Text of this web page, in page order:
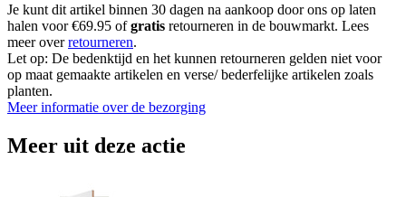
Je kunt dit artikel binnen 30 dagen na aankoop door ons op laten
halen voor €69.95 ofgratis retourneren in de bouwmarkt. Lees
meer overretourneren.
Let op: De bedenktijd en het kunnen retourneren gelden niet voor
op maat gemaakte artikelen en verse/ bederfelijke artikelen zoals
planten.
Meer informatie over de bezorging
Meer uit deze actie